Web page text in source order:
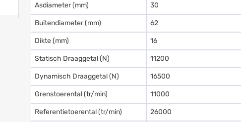
Asdiameter (mm) 30
Buitendiameter (mm) 62
Dikte (mm) 16
Statisch Draaggetal (N) 11200
Dynamisch Draaggetal (N) 16500
Grenstoerental (tr/min) 11000
Referentietoerental (tr/min) 26000